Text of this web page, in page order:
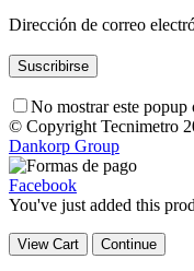
Dirección de correo
No mostrar este popup
© Copyright Tecnimetro
Dankorp Group
Facebook
You've just added this
View Cart Continue